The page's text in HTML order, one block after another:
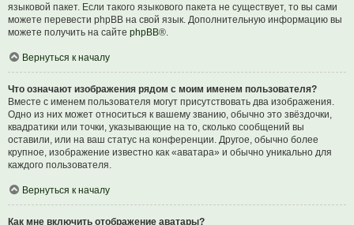
языковой пакет. Если такого языкового пакета не существует, то вы сами
можете перевести phpBB на свой язык. Дополнительную информацию вы
можете получить на сайте phpBB®.
Вернуться к началу
Что означают изображения рядом с моим именем пользователя?
Вместе с именем пользователя могут присутствовать два изображения.
Одно из них может относиться к вашему званию, обычно это звёздочки,
квадратики или точки, указывающие на то, сколько сообщений вы
оставили, или на ваш статус на конференции. Другое, обычно более
крупное, изображение известно как «аватара» и обычно уникально для
каждого пользователя.
Вернуться к началу
Как мне включить отображение аватары?